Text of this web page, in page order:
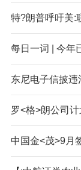
特?朗普呼吁美:
每日一词 | 今年
东尼电子信披违
罗<格>朗公司
中国金<茂>9月